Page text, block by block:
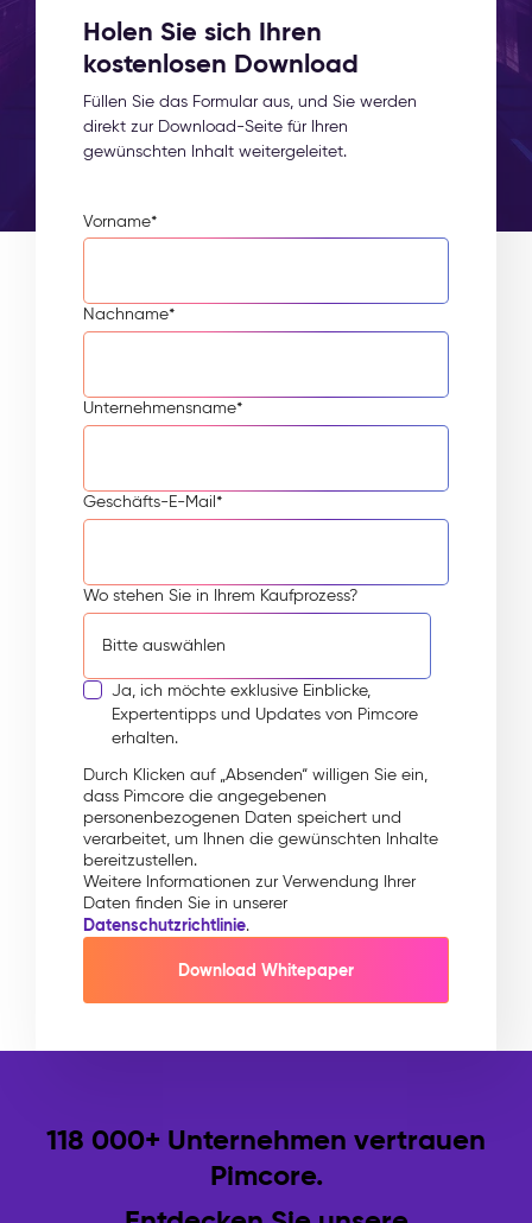
Holen Sie sich Ihren
kostenlosen Download
Füllen Sie das Formular aus, und Sie werden
direkt zur Download-Seite für Ihren
gewünschten Inhalt weitergeleitet.
Vorname*
Nachname*
Unternehmensname*
Geschäfts-E-Mail*
Wo stehen Sie in Ihrem Kaufprozess?
Ja, ich möchte exklusive Einblicke,
Expertentipps und Updates von Pimcore
erhalten.
Durch Klicken auf „Absenden“ willigen Sie ein,
dass Pimcore die angegebenen
personenbezogenen Daten speichert und
verarbeitet, um Ihnen die gewünschten Inhalte
bereitzustellen.
Weitere Informationen zur Verwendung Ihrer
Daten finden Sie in unserer
Datenschutzrichtlinie.
118 000+ Unternehmen vertrauen
Pimcore.